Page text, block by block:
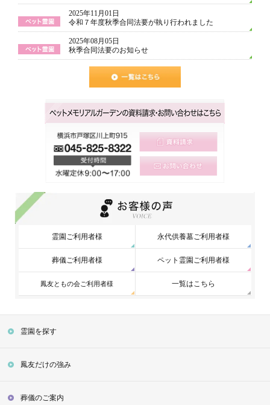
2025年11月01日
令和７年度秋季合同法要が執り行われました
2025年08月05日
秋季合同法要のお知らせ
霊園ご利用者様 永代供養墓ご利用者様
葬儀ご利用者様 ペット霊園ご利用者様
鳳友ともの会ご利用者様 一覧はこちら
霊園を探す
鳳友だけの強み
葬儀のご案内